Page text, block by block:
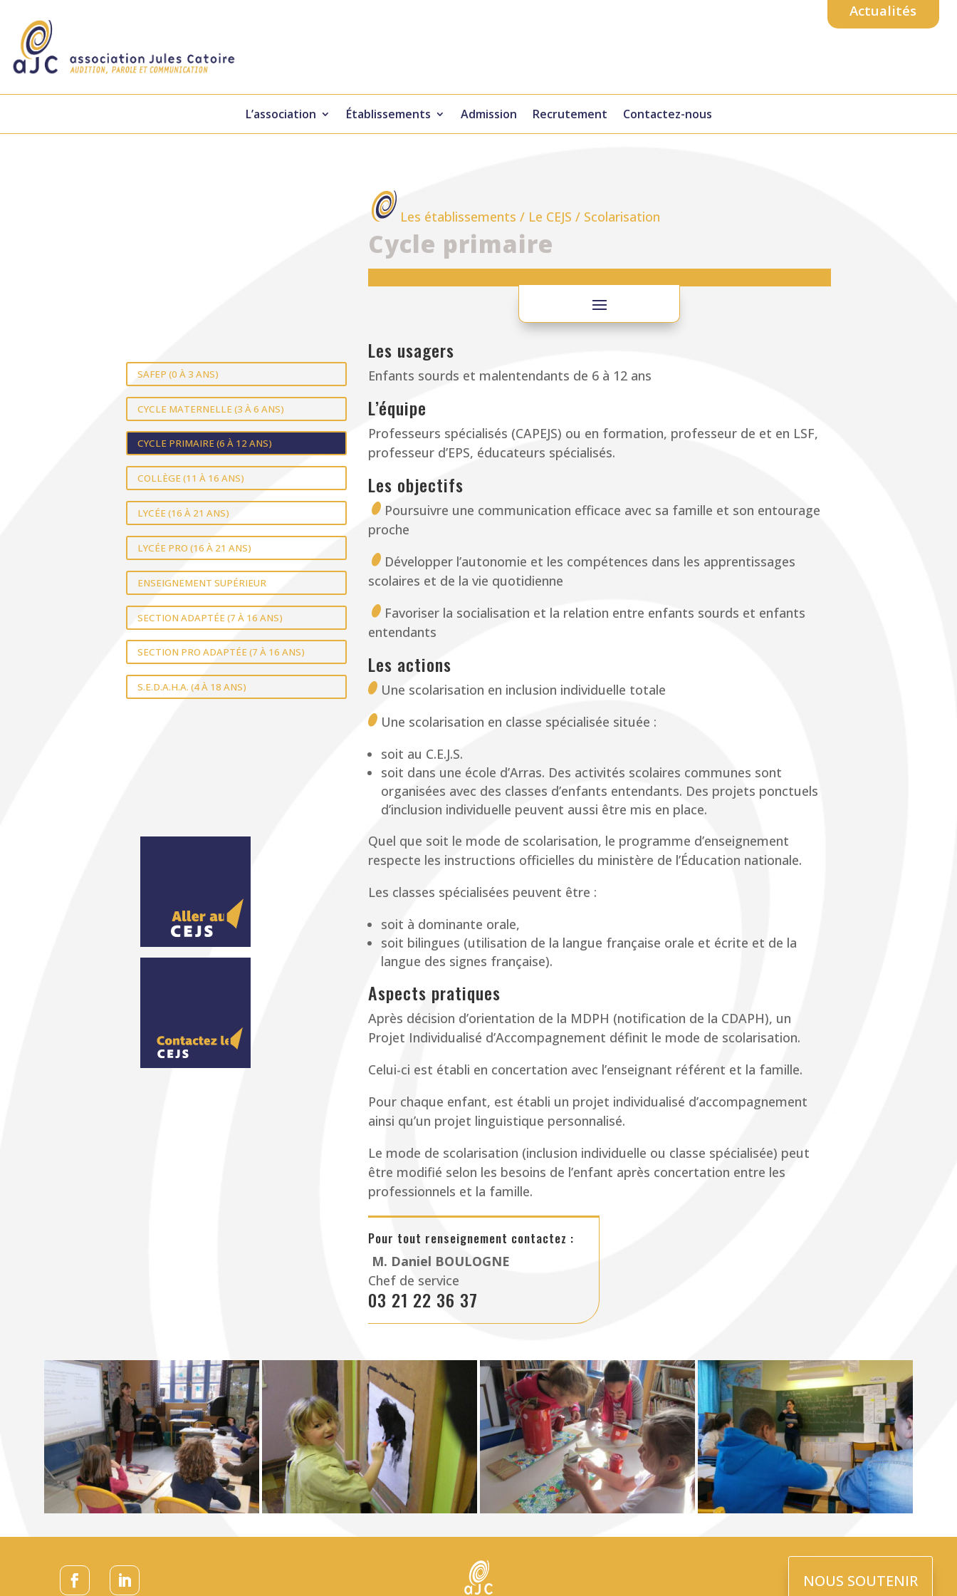
Actualités
L’association Établissements Admission Recrutement Contactez-nous
SAFEP (0 À 3 ANS)
CYCLE MATERNELLE (3 À 6 ANS)
CYCLE PRIMAIRE (6 À 12 ANS)
COLLÈGE (11 À 16 ANS)
LYCÉE (16 À 21 ANS)
LYCÉE PRO (16 À 21 ANS)
ENSEIGNEMENT SUPÉRIEUR
SECTION ADAPTÉE (7 À 16 ANS)
SECTION PRO ADAPTÉE (7 À 16 ANS)
S.E.D.A.H.A. (4 À 18 ANS)
Les établissements / Le CEJS / Scolarisation
Cycle primaire
Les usagers
Enfants sourds et malentendants de 6 à 12 ans
L’équipe
Professeurs spécialisés (CAPEJS) ou en formation, professeur de et en LSF,
professeur d’EPS, éducateurs spécialisés.
Les objectifs
Poursuivre une communication efficace avec sa famille et son entourage
proche
Développer l’autonomie et les compétences dans les apprentissages
scolaires et de la vie quotidienne
Favoriser la socialisation et la relation entre enfants sourds et enfants
entendants
Les actions
Une scolarisation en inclusion individuelle totale
Une scolarisation en classe spécialisée située :
soit au C.E.J.S.
soit dans une école d’Arras. Des activités scolaires communes sont
organisées avec des classes d’enfants entendants. Des projets ponctuels
d’inclusion individuelle peuvent aussi être mis en place.
Quel que soit le mode de scolarisation, le programme d’enseignement
respecte les instructions officielles du ministère de l’Éducation nationale.
Les classes spécialisées peuvent être :
soit à dominante orale,
soit bilingues (utilisation de la langue française orale et écrite et de la
langue des signes française).
Aspects pratiques
Après décision d’orientation de la MDPH (notification de la CDAPH), un
Projet Individualisé d’Accompagnement définit le mode de scolarisation.
Celui-ci est établi en concertation avec l’enseignant référent et la famille.
Pour chaque enfant, est établi un projet individualisé d’accompagnement
ainsi qu’un projet linguistique personnalisé.
Le mode de scolarisation (inclusion individuelle ou classe spécialisée) peut
être modifié selon les besoins de l’enfant après concertation entre les
professionnels et la famille.
Pour tout renseignement contactez :
M. Daniel BOULOGNE
Chef de service
03 21 22 36 37
NOUS SOUTENIR